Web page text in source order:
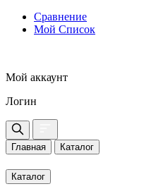
Сравнение
Мой Список
Мой аккаунт
Логин
Главная Каталог
Каталог